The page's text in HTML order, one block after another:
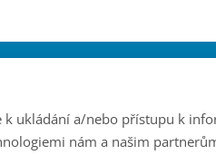
k ukládání a/nebo přístupu k
nám a našim